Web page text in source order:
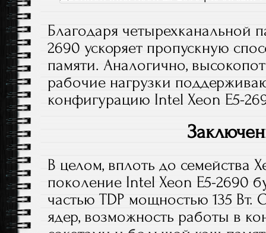
Благодаря четырехканальной
2690 ускоряет пропускную
памяти. Аналогично,
рабочие нагрузки
конфигурацию Intel Xeon E5-
В целом, вплоть до семейства
поколение Intel Xeon E5-2690
частью TDP мощностью 135 Вт.
ядер, возможность работы в